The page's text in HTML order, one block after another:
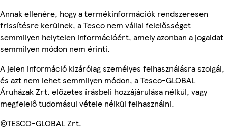
Annak ellenére, hogy a termékinformációk rendszeresen
frissítésre kerülnek, a Tesco nem vállal felelősséget
semmilyen helytelen információért, amely azonban a jogaidat
semmilyen módon nem érinti.
A jelen információ kizárólag személyes felhasználásra szolgál,
és azt nem lehet semmilyen módon, a Tesco-GLOBAL
Áruházak Zrt. előzetes írásbeli hozzájárulása nélkül, vagy
megfelelő tudomásul vétele nélkül felhasználni.
©TESCO-GLOBAL Zrt.